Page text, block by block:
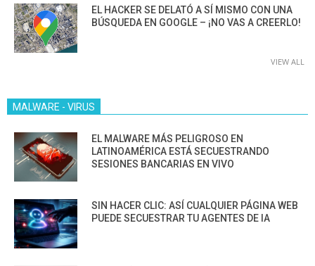
EL HACKER SE DELATÓ A SÍ MISMO CON UNA
BÚSQUEDA EN GOOGLE – ¡NO VAS A CREERLO!
VIEW ALL
MALWARE - VIRUS
EL MALWARE MÁS PELIGROSO EN
LATINOAMÉRICA ESTÁ SECUESTRANDO
SESIONES BANCARIAS EN VIVO
SIN HACER CLIC: ASÍ CUALQUIER PÁGINA WEB
PUEDE SECUESTRAR TU AGENTES DE IA